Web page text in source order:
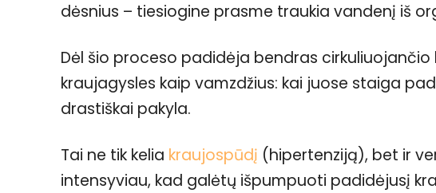
dėsnius – tiesiogine prasme traukia vandenį iš
Dėl šio proceso padidėja bendras cirkuliuojančio
kraujagysles kaip vamzdžius: kai juose staiga
drastiškai pakyla.
Tai ne tik kelia kraujospūdį (hipertenziją), bet ir
intensyviau, kad galėtų išpumpuoti padidėjusį